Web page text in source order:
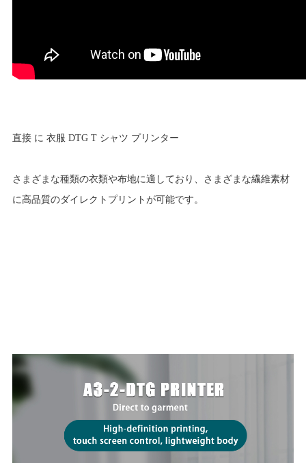
直接 に 衣服 DTG T シャツ プリンター
さまざまな種類の衣類や布地に適しており、さまざまな繊維素材
に高品質のダイレクトプリントが可能です。